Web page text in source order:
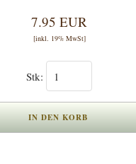
7.95 EUR
[inkl. 19% MwSt]
Stk: